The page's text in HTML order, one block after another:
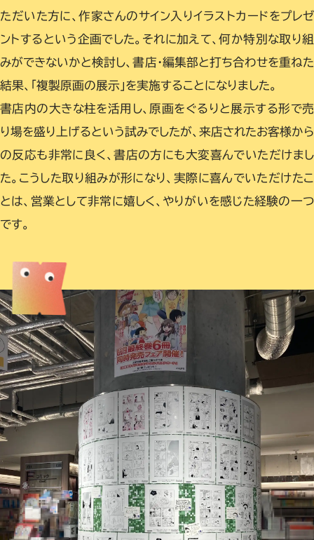
ただいた方に、作家さんのサイン入りイラストカードをプレゼ
ントするという企画でした。それに加えて、何か特別な取り組
みができないかと検討し、書店・編集部と打ち合わせを重ねた
結果、「複製原画の展示」を実施することになりました。
書店内の大きな柱を活用し、原画をぐるりと展示する形で売
り場を盛り上げるという試みでしたが、来店されたお客様から
の反応も非常に良く、書店の方にも大変喜んでいただけまし
た。こうした取り組みが形になり、実際に喜んでいただけたこ
とは、営業として非常に嬉しく、やりがいを感じた経験の一つ
です。